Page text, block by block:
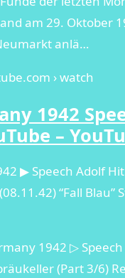
am 29. Oktober
anlä…
› watch
1942
–
▶ Speech Adolf
“Fall Blau”
1942 ▷
(Part 3/6)